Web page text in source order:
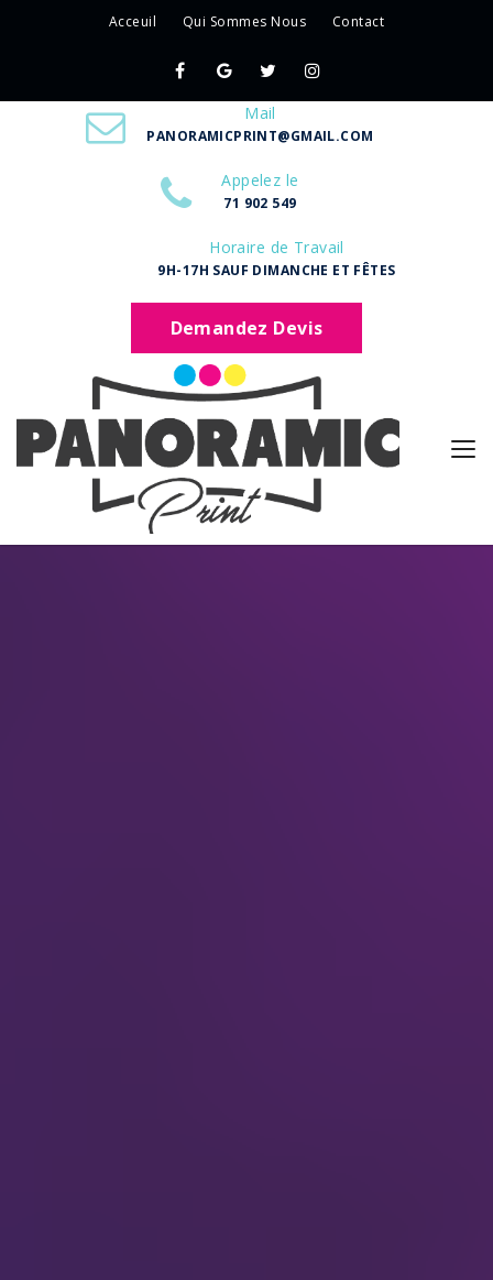
Acceuil Qui Sommes Nous Contact
Mail
PANORAMICPRINT@GMAIL.COM
Appelez le
71 902 549
Horaire de Travail
9H-17H SAUF DIMANCHE ET FÊTES
Demandez Devis